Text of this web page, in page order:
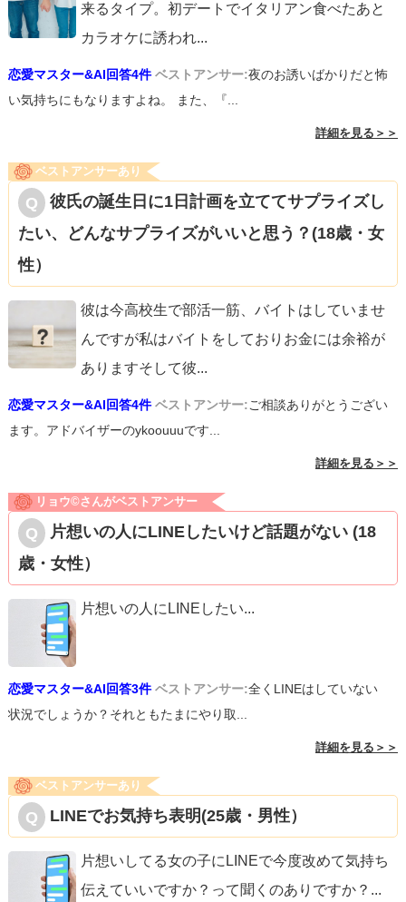
来るタイプ。初デートでイタリアン食べたあと
カラオケに誘われ...
恋愛マスター&AI回答4件 ベストアンサー:夜のお誘いばかりだと怖
い気持ちにもなりますよね。 また、『...
詳細を見る＞＞
ベストアンサーあり
彼氏の誕生日に1日計画を立ててサプライズし
たい、どんなサプライズがいいと思う？(18歳・女
性）
彼は今高校生で部活一筋、バイトはしていませ
んですが私はバイトをしておりお金には余裕が
ありますそして彼...
恋愛マスター&AI回答4件 ベストアンサー:ご相談ありがとうござい
ます。アドバイザーのykoouuuです...
詳細を見る＞＞
リョウ©️さんがベストアンサー
片想いの人にLINEしたいけど話題がない (18
歳・女性）
片想いの人にLINEしたい...
恋愛マスター&AI回答3件 ベストアンサー:全くLINEはしていない
状況でしょうか？それともたまにやり取...
詳細を見る＞＞
ベストアンサーあり
LINEでお気持ち表明(25歳・男性）
片想いしてる女の子にLINEで今度改めて気持ち
伝えていいですか？って聞くのありですか？ ...